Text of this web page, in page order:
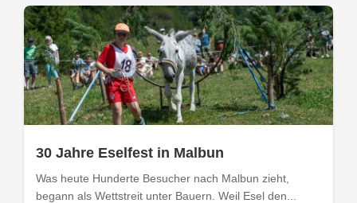
30 Jahre Eselfest in Malbun
Was heute Hunderte Besucher nach Malbun zieht,
begann als Wettstreit unter Bauern. Weil Esel den...